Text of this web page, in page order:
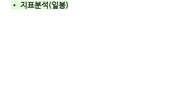
• 지표분석(일봉)